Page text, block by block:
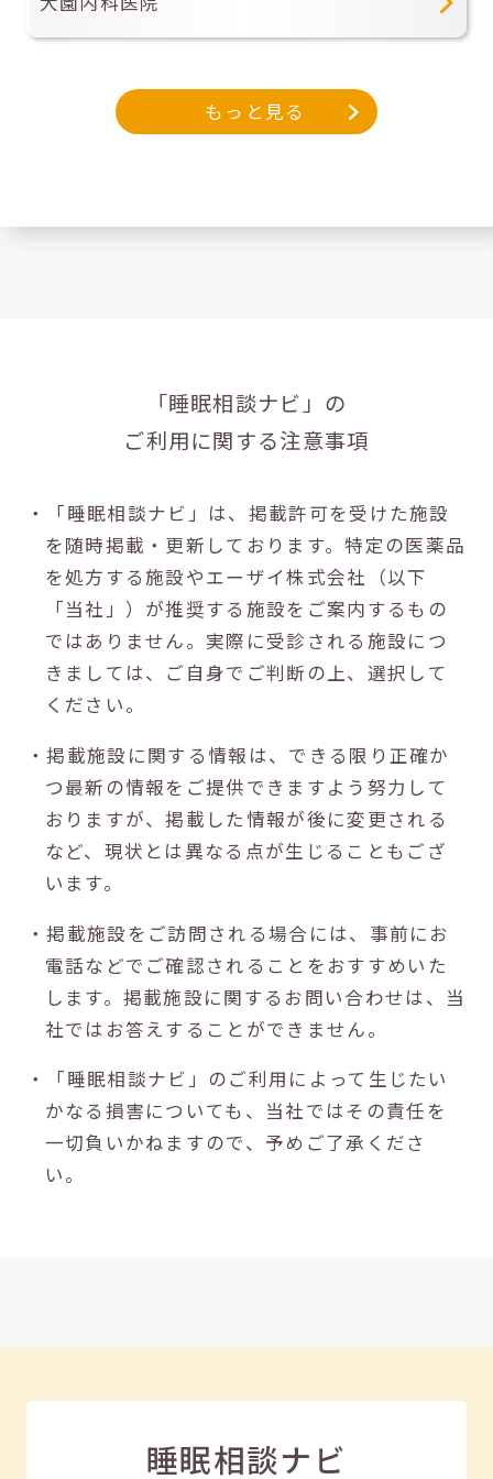
もっと見る
「睡眠相談ナビ」の
ご利用に関する注意事項
・「睡眠相談ナビ」は、掲載許可を受けた施設
を随時掲載・更新しております。特定の医薬品
を処方する施設やエーザイ株式会社（以下
「当社」）が推奨する施設をご案内するもの
ではありません。実際に受診される施設につ
きましては、ご自身でご判断の上、選択して
ください。
・掲載施設に関する情報は、できる限り正確か
つ最新の情報をご提供できますよう努力して
おりますが、掲載した情報が後に変更される
など、現状とは異なる点が生じることもござ
います。
・掲載施設をご訪問される場合には、事前にお
電話などでご確認されることをおすすめいた
します。掲載施設に関するお問い合わせは、当
社ではお答えすることができません。
・「睡眠相談ナビ」のご利用によって生じたい
かなる損害についても、当社ではその責任を
一切負いかねますので、予めご了承くださ
い。
睡眠相談ナビ